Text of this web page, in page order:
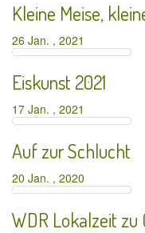
Kleine Meise,
26 Jan. , 2021
Eiskunst 2021
17 Jan. , 2021
Auf zur Schlucht
20 Jan. , 2020
WDR Lokalzeit zu